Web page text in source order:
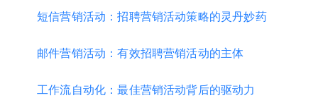
短信营销活动：招聘营销活动策略的灵丹妙药
邮件营销活动：有效招聘营销活动的主体
工作流自动化：最佳营销活动背后的驱动力